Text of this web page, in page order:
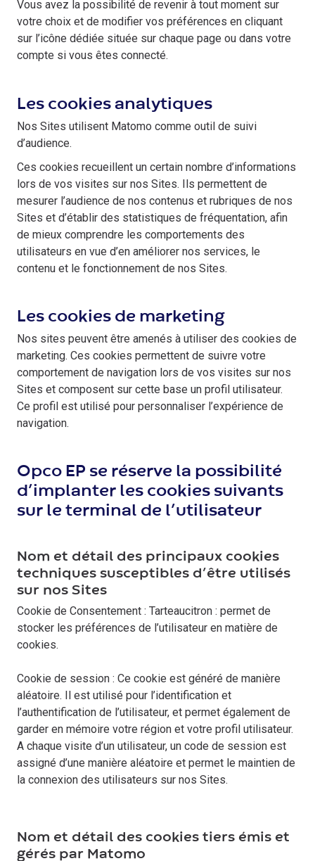
Vous avez la possibilité de revenir à tout moment sur
votre choix et de modifier vos préférences en cliquant
sur l’icône dédiée située sur chaque page ou dans votre
compte si vous êtes connecté.
Les cookies analytiques
Nos Sites utilisent Matomo comme outil de suivi
d’audience.
Ces cookies recueillent un certain nombre d’informations
lors de vos visites sur nos Sites. Ils permettent de
mesurer l’audience de nos contenus et rubriques de nos
Sites et d’établir des statistiques de fréquentation, afin
de mieux comprendre les comportements des
utilisateurs en vue d’en améliorer nos services, le
contenu et le fonctionnement de nos Sites.
Les cookies de marketing
Nos sites peuvent être amenés à utiliser des cookies de
marketing. Ces cookies permettent de suivre votre
comportement de navigation lors de vos visites sur nos
Sites et composent sur cette base un profil utilisateur.
Ce profil est utilisé pour personnaliser l’expérience de
navigation.
Opco EP se réserve la possibilité
d’implanter les cookies suivants
sur le terminal de l’utilisateur
Nom et détail des principaux cookies
techniques susceptibles d’être utilisés
sur nos Sites
Cookie de Consentement : Tarteaucitron : permet de
stocker les préférences de l’utilisateur en matière de
cookies.
Cookie de session : Ce cookie est généré de manière
aléatoire. Il est utilisé pour l’identification et
l’authentification de l’utilisateur, et permet également de
garder en mémoire votre région et votre profil utilisateur.
A chaque visite d’un utilisateur, un code de session est
assigné d’une manière aléatoire et permet le maintien de
la connexion des utilisateurs sur nos Sites.
Nom et détail des cookies tiers émis et
gérés par Matomo